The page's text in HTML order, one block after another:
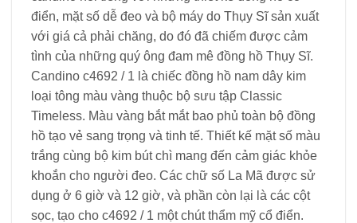
điển, mặt số dễ đeo và bộ máy do Thụy Sĩ sản xuất
với giá cả phải chăng, do đó đã chiếm được cảm
tình của những quý ông đam mê đồng hồ Thụy Sĩ.
Candino c4692 / 1 là chiếc đồng hồ nam dây kim
loại tông màu vàng thuộc bộ sưu tập Classic
Timeless. Màu vàng bắt mắt bao phủ toàn bộ đồng
hồ tạo vẻ sang trọng và tinh tế. Thiết kế mặt số màu
trắng cùng bộ kim bút chì mang đến cảm giác khỏe
khoắn cho người đeo. Các chữ số La Mã được sử
dụng ở 6 giờ và 12 giờ, và phần còn lại là các cột
sọc, tạo cho c4692 / 1 một chút thẩm mỹ cổ điển.